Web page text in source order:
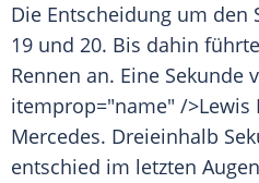
Die Entscheidung um den
19 und 20. Bis dahin
Rennen an. Eine Sekunde
itemprop="name" />Lewis
Mercedes. Dreieinhalb
entschied im letzten